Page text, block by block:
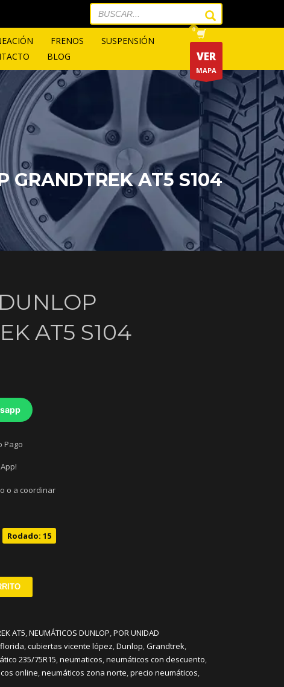
FRENOS
SUSPENSIÓN
BLOG VER
MAPA
GRANDTREK AT5 S104
AT5 S104
Pago
o a coordinar
Rodado: 15
AT5,NEUMÁTICOS DUNLOP,POR UNIDAD
,cubiertas vicente lópez,Dunlop,Grandtrek,
235/75R15,neumaticos,neumáticos con descuento,
online,neumáticos zona norte,precio neumáticos,